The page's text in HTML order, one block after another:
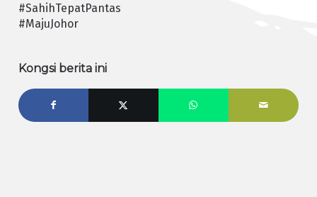
#SahihTepatPantas
#MajuJohor
Kongsi berita ini